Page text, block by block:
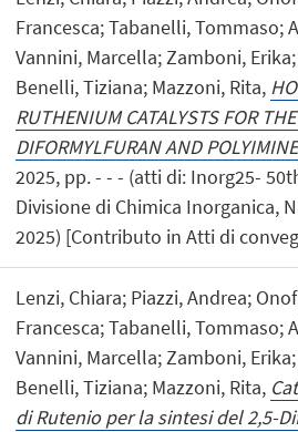
Francesca; Tabanelli, Tommaso;
Vannini, Marcella; Zamboni,
Benelli, Tiziana; Mazzoni, Rita,
RUTHENIUM CATALYSTS FOR
DIFORMYLFURAN AND
2025, pp. - - - (atti di: Inorg25-
Divisione di Chimica Inorganica,
2025) [Contributo in Atti di
Lenzi, Chiara; Piazzi, Andrea;
Francesca; Tabanelli, Tommaso;
Vannini, Marcella; Zamboni,
Benelli, Tiziana; Mazzoni, Rita,
di Rutenio per la sintesi del 2,5-